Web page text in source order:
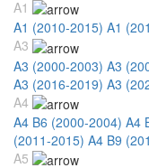
A1
A1 (2010-2015) A1
A3
A3 (2000-2003) A3
A3 (2016-2019) A3
A4
A4 B6 (2000-2004) A4
(2011-2015) A4 B9
A5